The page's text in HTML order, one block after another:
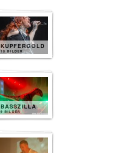
KUPFERGOLD
10 BILDER
BASSZILLA
9 BILDER